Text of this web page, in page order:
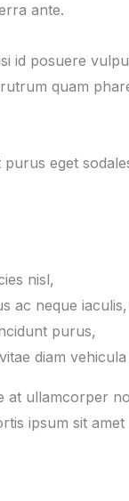
ante.
id posuere
quam
eget
nisl,
ac neque
purus,
diam
at ullamcorper
ipsum sit amet